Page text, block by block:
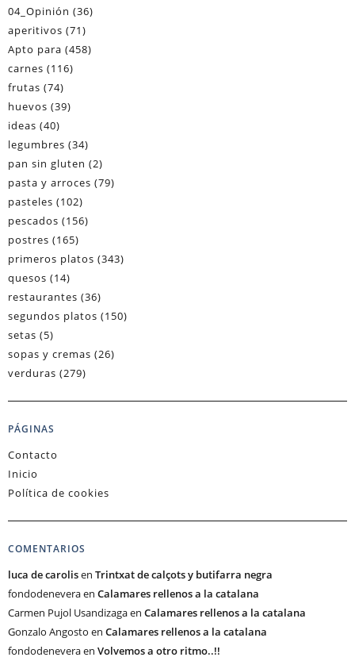
04_Opinión (36)
aperitivos (71)
Apto para (458)
carnes (116)
frutas (74)
huevos (39)
ideas (40)
legumbres (34)
pan sin gluten (2)
pasta y arroces (79)
pasteles (102)
pescados (156)
postres (165)
primeros platos (343)
quesos (14)
restaurantes (36)
segundos platos (150)
setas (5)
sopas y cremas (26)
verduras (279)
PÁGINAS
Contacto
Inicio
Política de cookies
COMENTARIOS
luca de carolisen Trintxat de calçots y butifarra negra
fondodeneveraen Calamares rellenos a la catalana
Carmen Pujol Usandizagaen Calamares rellenos a la catalana
Gonzalo Angosto en Calamares rellenos a la catalana
fondodeneveraen Volvemos a otro ritmo..!!